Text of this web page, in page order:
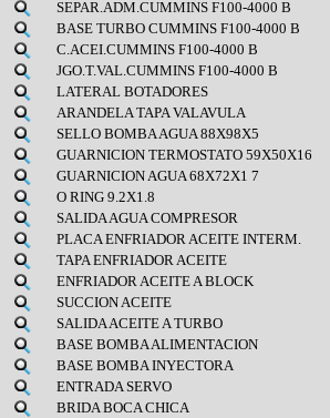
SEPAR.ADM.CUMMINS F100-4000 B
BASE TURBO CUMMINS F100-4000 B
C.ACEI.CUMMINS F100-4000 B
JGO.T.VAL.CUMMINS F100-4000 B
LATERAL BOTADORES
ARANDELA TAPA VALAVULA
SELLO BOMBA AGUA 88X98X5
GUARNICION TERMOSTATO 59X50X16
GUARNICION AGUA 68X72X1 7
O RING 9.2X1.8
SALIDA AGUA COMPRESOR
PLACA ENFRIADOR ACEITE INTERM.
TAPA ENFRIADOR ACEITE
ENFRIADOR ACEITE A BLOCK
SUCCION ACEITE
SALIDA ACEITE A TURBO
BASE BOMBA ALIMENTACION
BASE BOMBA INYECTORA
ENTRADA SERVO
BRIDA BOCA CHICA